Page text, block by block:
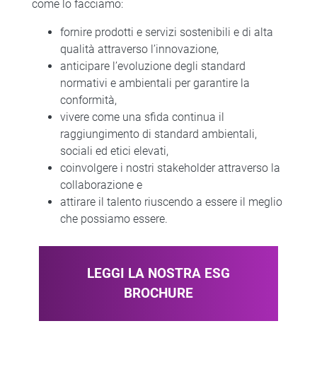
come lo facciamo:
fornire prodotti e servizi sostenibili e di alta
qualità attraverso l’innovazione,
anticipare l’evoluzione degli standard
normativi e ambientali per garantire la
conformità,
vivere come una sfida continua il
raggiungimento di standard ambientali,
sociali ed etici elevati,
coinvolgere i nostri stakeholder attraverso la
collaborazione e
attirare il talento riuscendo a essere il meglio
che possiamo essere.
LEGGI LA NOSTRA ESG
BROCHURE